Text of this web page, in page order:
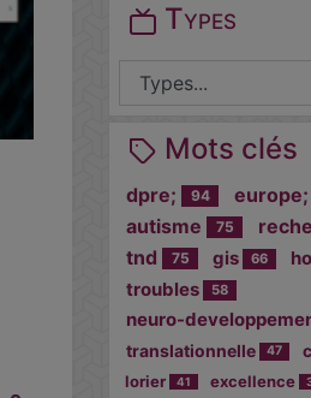
Types
Mots clés
dpre; 94 europe;
autisme 75
tnd 75 gis 66
troubles 58
neuro-
translationnelle 47
lorier 41 excellence